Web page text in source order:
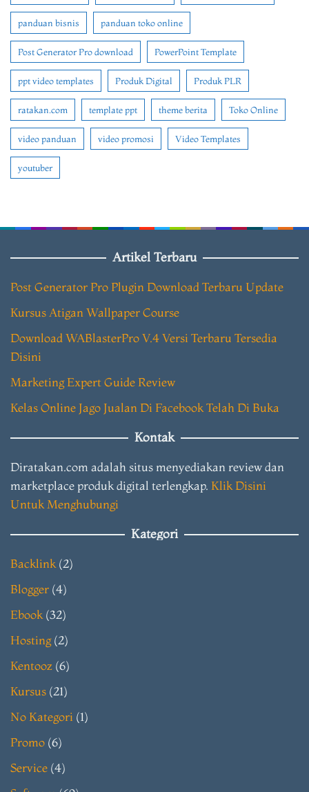
panduan bisnis panduan toko online
Post Generator Pro download PowerPoint Template
ppt video templates Produk Digital Produk PLR
ratakan.com template ppt theme berita Toko Online
video panduan video promosi Video Templates
youtuber
Artikel Terbaru
Post Generator Pro Plugin Download Terbaru Update
Kursus Atigan Wallpaper Course
Download WABlasterPro V.4 Versi Terbaru Tersedia
Disini
Marketing Expert Guide Review
Kelas Online Jago Jualan Di Facebook Telah Di Buka
Kontak
Diratakan.com adalah situs menyediakan review dan
marketplace produk digital terlengkap. Klik Disini
Untuk Menghubungi
Kategori
Backlink (2)
Blogger (4)
Ebook (32)
Hosting(2)
Kentooz (6)
Kursus (21)
No Kategori (1)
Promo (6)
Service (4)